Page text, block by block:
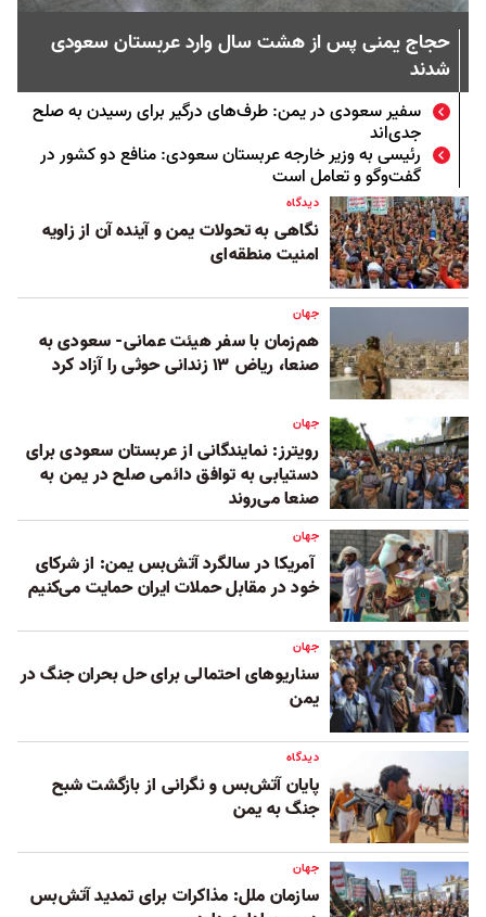
حجاج یمنی پس از هشت سال وارد عربستان سعودی
شدند
سفیر سعودی در یمن: طرف‌های درگیر برای رسیدن به صلح
جدی‌اند
رئیسی به وزیر خارجه عربستان سعودی: منافع دو کشور در
گفت‌وگو و تعامل است
دیدگاه
نگاهی به تحولات یمن و آینده آن از زاویه
امنیت منطقه‌ای
جهان
هم‌زمان با سفر هیئت عمانی- سعودی به
صنعا، ریاض ۱۳ زندانی حوثی را آزاد کرد
جهان
رویترز: نمایندگانی از عربستان سعودی برای
دستیابی به توافق دائمی صلح در یمن به
صنعا می‌روند
جهان
آمریکا در سالگرد آتش‌بس یمن: از شرکای
خود در مقابل حملات ایران حمایت می‌کنیم
جهان
سناریوهای احتمالی برای حل بحران جنگ در
یمن
دیدگاه
پایان آتش‌بس و نگرانی از بازگشت شبح
جنگ به یمن
جهان
سازمان ملل: مذاکرات برای تمدید آتش‌بس